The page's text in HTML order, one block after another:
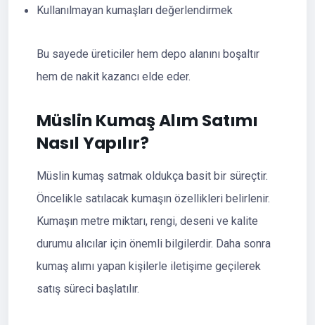
Kullanılmayan kumaşları değerlendirmek
Bu sayede üreticiler hem depo alanını boşaltır
hem de nakit kazancı elde eder.
Müslin Kumaş Alım Satımı
Nasıl Yapılır?
Müslin kumaş satmak oldukça basit bir süreçtir.
Öncelikle satılacak kumaşın özellikleri belirlenir.
Kumaşın metre miktarı, rengi, deseni ve kalite
durumu alıcılar için önemli bilgilerdir. Daha sonra
kumaş alımı yapan kişilerle iletişime geçilerek
satış süreci başlatılır.